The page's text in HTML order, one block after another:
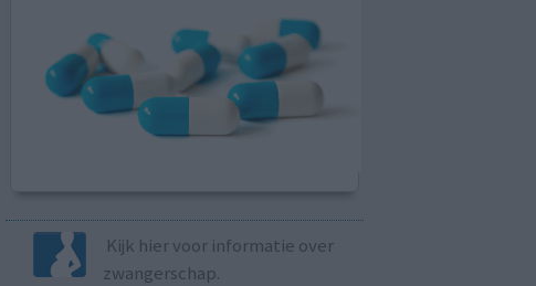
Kijk hier voor informatie over
zwangerschap.